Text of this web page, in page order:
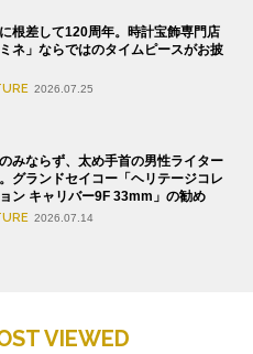
根差して120周年。時計宝飾専門店
ミネ」ならではのタイムピースがお披
2026.07.25
みならず、太め手首の男性ライター
グランドセイコー「ヘリテージコレ
ン キャリバー9F 33mm」の勧め
2026.07.14
VIEWED